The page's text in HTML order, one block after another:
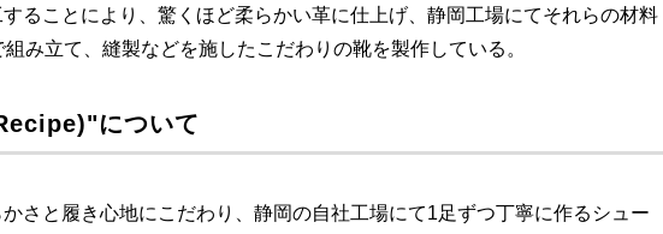
ることにより、驚くほど柔らかい革に仕上げ、静岡工場にてそれらの材料
組み立て、縫製などを施したこだわりの靴を製作している。
について
さと履き心地にこだわり、静岡の自社工場にて1足ずつ丁寧に作るシュー